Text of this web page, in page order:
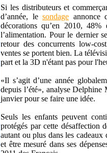
Si les distributeurs et
d’année, lesondage annonce
décorations qu’en 2010,
l’alimentation. Pour le dernier
retour des concurrents low-
ventes se portent bien. La
part et la 3D n'étant pas pour
«Il s’agit d’une année
depuis l’été», analyse
janvier pour se faire une idée.
Seuls les enfants peuvent
protégés par cette désaffection
autant ou plus dans les cadeaux
et être mesuré dans ses